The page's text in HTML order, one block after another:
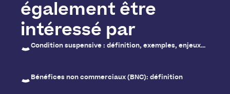
également être
intéressé par
Condition suspensive : définition, exemples, enjeux…
Bénéfices non commerciaux (BNC): définition